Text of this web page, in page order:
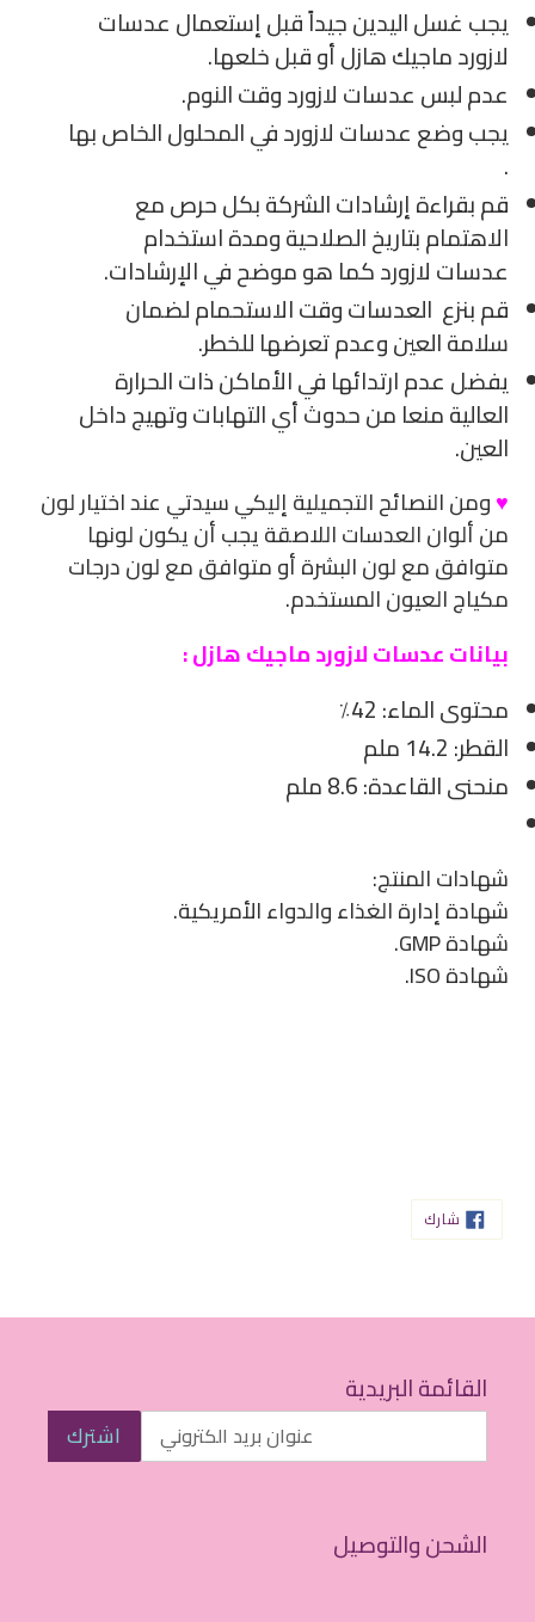
يجب غسل اليدين جيداً قبل إستعمال عدسات
لازورد ماجيك هازل أو قبل خلعها.
عدم لبس عدسات لازورد وقت النوم.
يجب وضع عدسات لازورد في المحلول الخاص بها
.
قم بقراءة إرشادات الشركة بكل حرص مع
الاهتمام بتاريخ الصلاحية ومدة استخدام
عدسات لازورد كما هو موضح في الإرشادات.
قم بنزع العدسات وقت الاستحمام لضمان
سلامة العين وعدم تعرضها للخطر.
يفضل عدم ارتدائها في الأماكن ذات الحرارة
العالية منعا من حدوث أي التهابات وتهيج داخل
العين.
♥ومن النصائح التجميلية إليكي سيدتي عند اختيار لون
من ألوان العدسات اللاصقة يجب أن يكون لونها
متوافق مع لون البشرة أو متوافق مع لون درجات
مكياج العيون المستخدم.
بيانات عدسات لازورد ماجيك هازل :
محتوى الماء: 42٪
القطر: 14.2 ملم
منحنى القاعدة: 8.6 ملم
شهادات المنتج:
شهادة إدارة الغذاء والدواء الأمريكية.
شهادة GMP.
شهادة ISO.
شاركشارك
على
الفيسبوك
القائمة البريدية
اشترك
الشحن والتوصيل